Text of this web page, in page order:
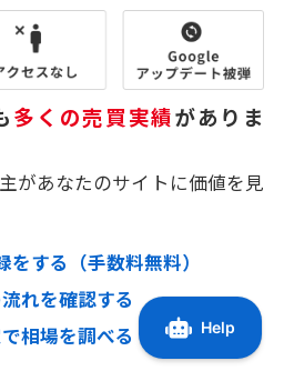
多くの売買実績がありま
があなたのサイトに価値を見
する（手数料無料）
れを確認する
相場を調べる（無料）